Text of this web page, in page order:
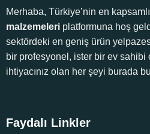
Merhaba, Türkiye’nin en kapsamlı
malzemeleriplatformuna hoş
sektördeki en geniş ürün
bir profesyonel, ister bir ev sahibi
ihtiyacınız olan her şeyi burada
Faydalı Linkler